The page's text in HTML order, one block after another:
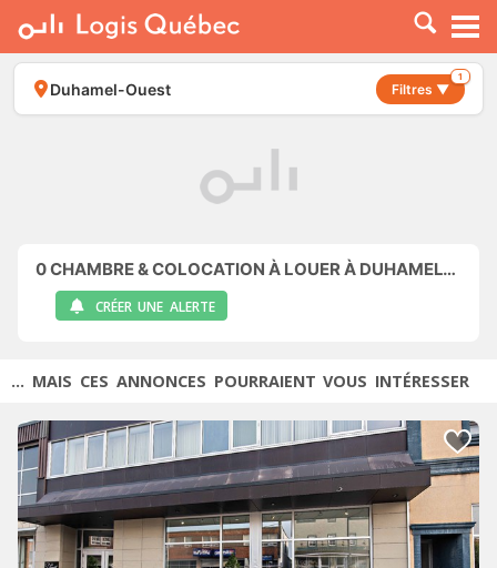
À LOUER
À VENDRE
PLACER UNE ANNONCE
Duhamel-Ouest Filtres ▼
1
0CHAMBRE & COLOCATION À LOUER À DUHAMEL-OUEST
CRÉER UNE ALERTE
... MAIS CES ANNONCES POURRAIENT VOUS INTÉRESSER